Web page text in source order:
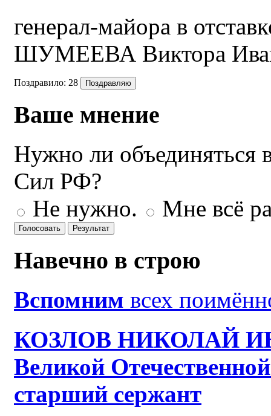
генерал-майора в
ШУМЕЕВА Виктора
Поздравило: 28
Ваше мнение
Нужно ли объединяться
Сил РФ?
Не нужно.
Мне всё
Навечно в строю
Вспомним всех
КОЗЛОВ НИКОЛАЙ
Великой
старший сержант